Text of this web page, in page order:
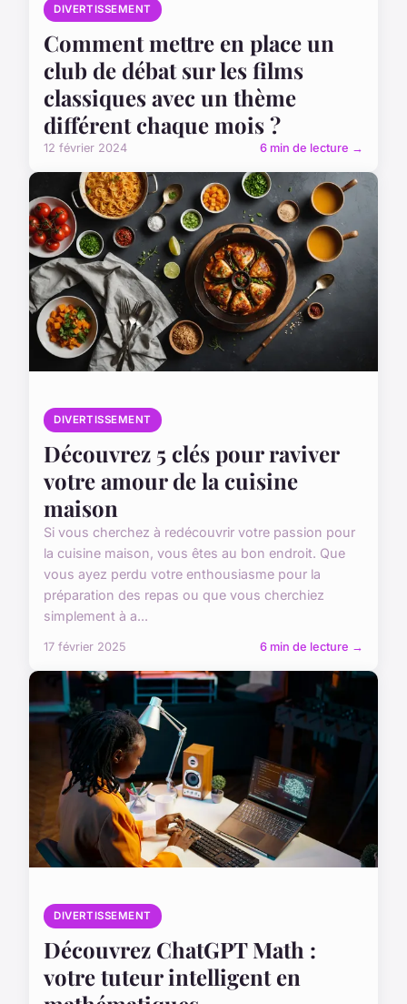
DIVERTISSEMENT
Comment mettre en place un
club de débat sur les films
classiques avec un thème
différent chaque mois ?
12 février 2024 6 min de lecture →
DIVERTISSEMENT
Découvrez 5 clés pour raviver
votre amour de la cuisine
maison
Si vous cherchez à redécouvrir votre passion pour
la cuisine maison, vous êtes au bon endroit. Que
vous ayez perdu votre enthousiasme pour la
préparation des repas ou que vous cherchiez
simplement à a...
17 février 2025 6 min de lecture →
DIVERTISSEMENT
Découvrez ChatGPT Math :
votre tuteur intelligent en